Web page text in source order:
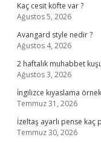
Kaç cesit köfte var ?
Ağustos 5, 2026
Avangard style nedir ?
Ağustos 4, 2026
2 haftalık muhabbet
Ağustos 3, 2026
İngilizce kıyaslama
Temmuz 31, 2026
İzeltaş ayarlı pense kaç
Temmuz 30, 2026